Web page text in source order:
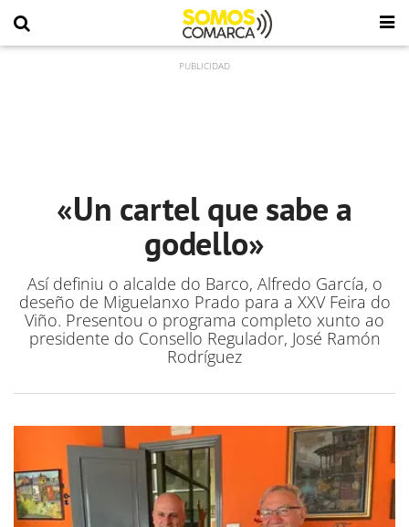
«Un cartel que sabe a
godello»
Así definiu o alcalde do Barco, Alfredo García, o
deseño de Miguelanxo Prado para a XXV Feira do
Viño. Presentou o programa completo xunto ao
presidente do Consello Regulador, José Ramón
Rodríguez